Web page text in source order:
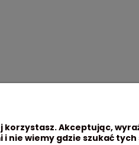
Akceptując,
wiemy gdzie szukać